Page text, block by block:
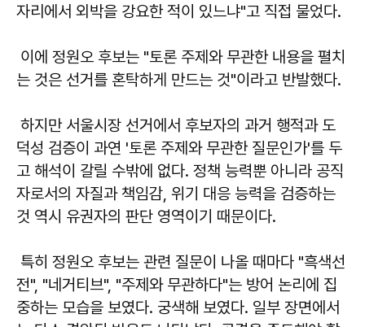
자리에서 외박을 강요한 적이 있느냐"고 직접 물었다.
이에 정원오 후보는 "토론 주제와 무관한 내용을 펼치
는 것은 선거를 혼탁하게 만드는 것"이라고 반발했다.
하지만 서울시장 선거에서 후보자의 과거 행적과 도
덕성 검증이 과연 '토론 주제와 무관한 질문인가'를 두
고 해석이 갈릴 수밖에 없다. 정책 능력뿐 아니라 공직
자로서의 자질과 책임감, 위기 대응 능력을 검증하는
것 역시 유권자의 판단 영역이기 때문이다.
특히 정원오 후보는 관련 질문이 나올 때마다 "흑색선
전", "네거티브", "주제와 무관하다"는 방어 논리에 집
중하는 모습을 보였다. 궁색해 보였다. 일부 장면에서